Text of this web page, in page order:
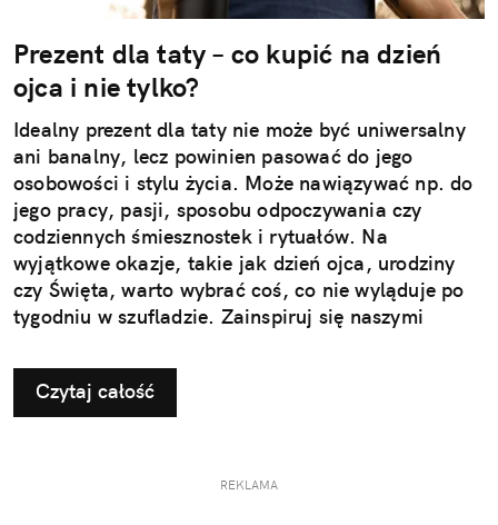
Prezent dla taty – co kupić na dzień
ojca i nie tylko?
Idealny prezent dla taty nie może być uniwersalny
ani banalny, lecz powinien pasować do jego
osobowości i stylu życia. Może nawiązywać np. do
jego pracy, pasji, sposobu odpoczywania czy
codziennych śmiesznostek i rytuałów. Na
wyjątkowe okazje, takie jak dzień ojca, urodziny
czy Święta, warto wybrać coś, co nie wyląduje po
tygodniu w szufladzie. Zainspiruj się naszymi
taty.
Czytaj całość
REKLAMA